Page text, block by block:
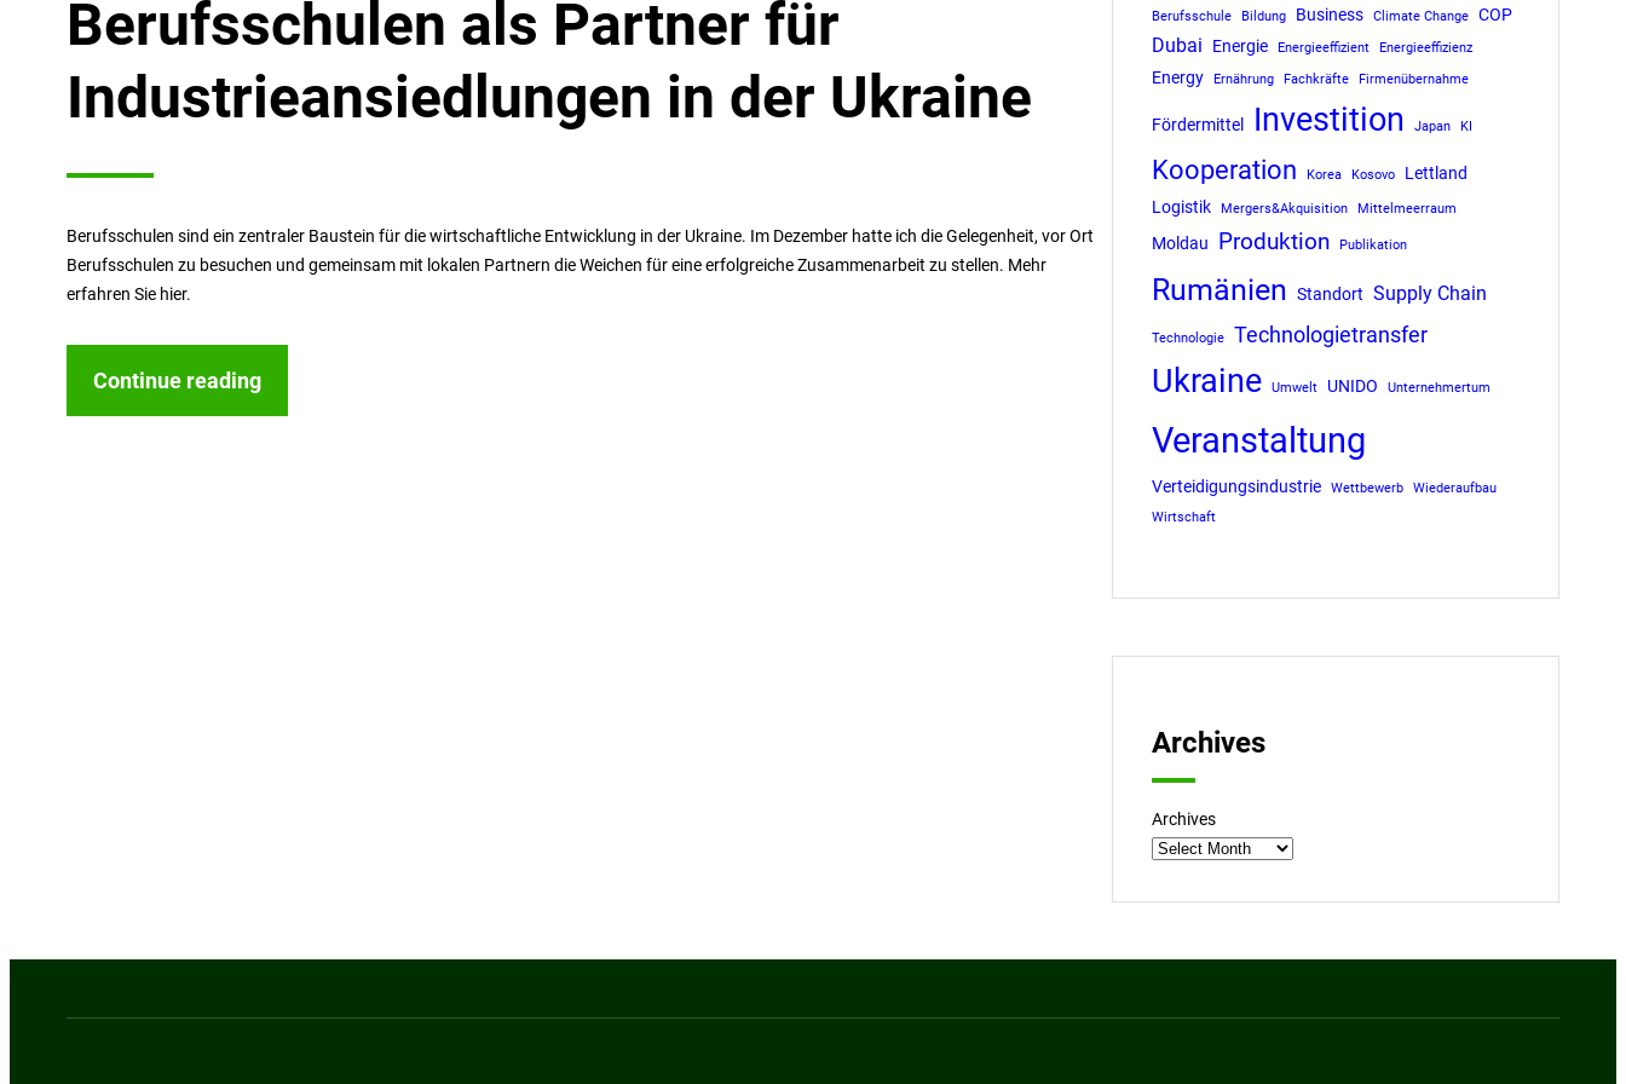
Berufsschulen als Partner für
Industrieansiedlungen in der Ukraine
Berufsschulen sind ein zentraler Baustein für die wirtschaftliche Entwicklung in der Ukraine. Im Dezember hatte ich die Gelegenheit, vor Ort
Berufsschulen zu besuchen und gemeinsam mit lokalen Partnern die Weichen für eine erfolgreiche Zusammenarbeit zu stellen. Mehr
erfahren Sie hier.
Continue reading
Berufsschule
Bildung Business Climate Change COP
Dubai Energie Energieeffizient Energieeffizienz
Energy Ernährung Fachkräfte Firmenübernahme
Fördermittel Investition Japan KI
Kooperation Korea Kosovo
Lettland
Logistik
Mergers&Akquisition Mittelmeerraum
Moldau Produktion Publikation
Rumänien Standort Supply Chain
Technologie Technologietransfer
Ukraine Umwelt UNIDO Unternehmertum
Veranstaltung
Verteidigungsindustrie Wettbewerb
Wiederaufbau
Wirtschaft
Archives
Archives